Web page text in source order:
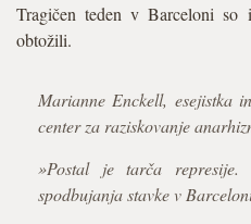
Tragičen teden v Barceloni
obtožili.
Marianne Enckell, esejistka
center za raziskovanje
»Postal je tarča
spodbujanja stavke v